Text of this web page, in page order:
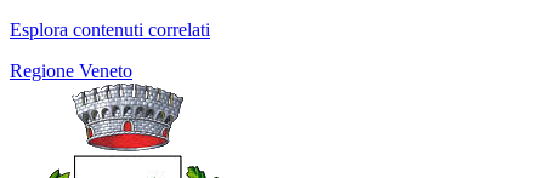
Esplora contenuti correlati
Regione Veneto